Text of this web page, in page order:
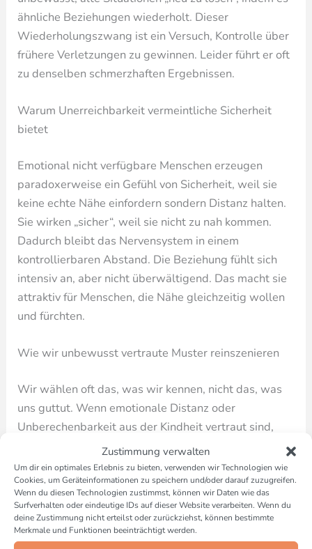
Zustimmung verwalten
Um dir ein optimales Erlebnis zu bieten, verwenden wir Technologien wie
Cookies, um Geräteinformationen zu speichern und/oder darauf zuzugreifen.
Wenn du diesen Technologien zustimmst, können wir Daten wie das
Surfverhalten oder eindeutige IDs auf dieser Website verarbeiten. Wenn du
deine Zustimmung nicht erteilst oder zurückziehst, können bestimmte
Merkmale und Funktionen beeinträchtigt werden.
ähnliche Beziehungen wiederholt. Dieser
Wiederholungszwang ist ein Versuch, Kontrolle über
frühere Verletzungen zu gewinnen. Leider führt er oft
zu denselben schmerzhaften Ergebnissen.
Warum Unerreichbarkeit vermeintliche Sicherheit
bietet
Emotional nicht verfügbare Menschen erzeugen
paradoxerweise ein Gefühl von Sicherheit, weil sie
keine echte Nähe einfordern sondern Distanz halten.
Sie wirken „sicher“, weil sie nicht zu nah kommen.
Dadurch bleibt das Nervensystem in einem
kontrollierbaren Abstand. Die Beziehung fühlt sich
intensiv an, aber nicht überwältigend. Das macht sie
attraktiv für Menschen, die Nähe gleichzeitig wollen
und fürchten.
Wie wir unbewusst vertraute Muster reinszenieren
Wir wählen oft das, was wir kennen, nicht das, was
uns guttut. Wenn emotionale Distanz oder
Unberechenbarkeit aus der Kindheit vertraut sind,
fühlt sich genau das später „richtig“ an. Dadurch
reinszenieren wir alte Muster, ohne es zu merken.
Erst durch Bewusstsein können wir diese Dynamiken
durchbrechen.
Wir wiederholen alte Erfahrungen, um sie „endlich